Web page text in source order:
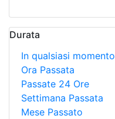
Durata
In qualsiasi momento
Ora Passata
Passate 24 Ore
Settimana Passata
Mese Passato